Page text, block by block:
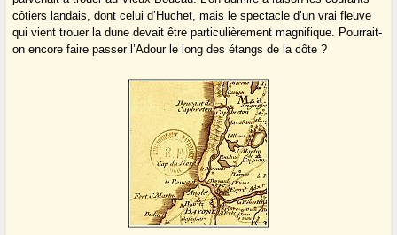
côtiers landais, dont celui d’Huchet, mais le spectacle d’un vrai fleuve
qui vient trouer la dune devait être particulièrement magnifique. Pourrait-
on encore faire passer l’Adour le long des étangs de la côte ?